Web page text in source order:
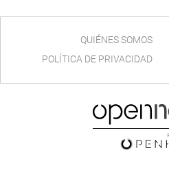
QUIÉNES SOMOS
POLÍTICA DE PRIVACIDAD